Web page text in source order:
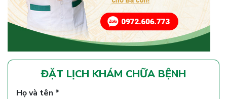
ĐẶT LỊCH KHÁM CHỮA BỆNH
Họ và tên *